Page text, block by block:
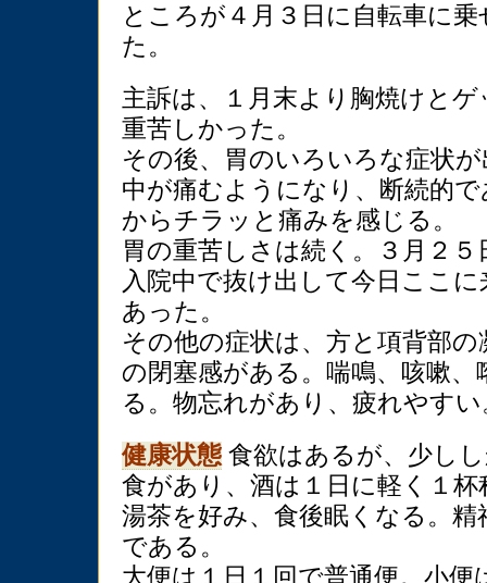
ところが４月３日に自転車に
た。
主訴は、１月末より胸焼けと
重苦しかった。
その後、胃のいろいろな症状
中が痛むようになり、断続的
からチラッと痛みを感じる。
胃の重苦しさは続く。３月２
入院中で抜け出して今日ここ
あった。
その他の症状は、方と項背部
の閉塞感がある。喘鳴、咳嗽
る。物忘れがあり、疲れやすい
健康状態 食欲はあるが、少し
食があり、酒は１日に軽く１杯
湯茶を好み、食後眠くなる。
である。
大便は１日１回で普通便。小便